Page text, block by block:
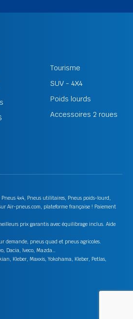
Tourisme
SUV - 4X4
Poids lourds
Accessoires 2 roues
4x4, Pneus utilitaires, Pneus poids-lourd,
Air-pneus.com, plateforme française ! Paiement
prix garantis avec équilibrage inclus. Aide
demande, pneus quad et pneus agricoles.
Dacia, Iveco, Mazda…
Kleber, Maxxis, Yokohama, Kleber, Petlas,